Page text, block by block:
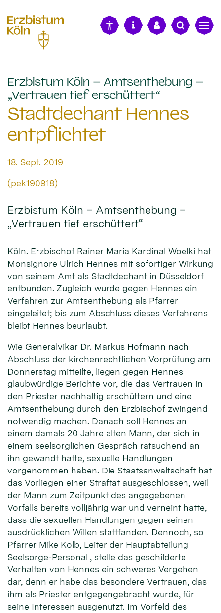
Erzbistum Köln – Amtsenthebung –
„Vertrauen tief erschüttert“
Stadtdechant Hennes
entpflichtet
Datum:
18. Sept. 2019
Von:
(pek190918)
Erzbistum Köln – Amtsenthebung –
„Vertrauen tief erschüttert“
Köln. Erzbischof Rainer Maria Kardinal Woelki hat
Monsignore Ulrich Hennes mit sofortiger Wirkung
von seinem Amt als Stadtdechant in Düsseldorf
entbunden. Zugleich wurde gegen Hennes ein
Verfahren zur Amtsenthebung als Pfarrer
eingeleitet; bis zum Abschluss dieses Verfahrens
bleibt Hennes beurlaubt.
Wie Generalvikar Dr. Markus Hofmann nach
Abschluss der kirchenrechtlichen Vorprüfung am
Donnerstag mitteilte, liegen gegen Hennes
glaubwürdige Berichte vor, die das Vertrauen in
den Priester nachhaltig erschüttern und eine
Amtsenthebung durch den Erzbischof zwingend
notwendig machen. Danach soll Hennes an
einem damals 20 Jahre alten Mann, der sich in
einem seelsorglichen Gespräch ratsuchend an
ihn gewandt hatte, sexuelle Handlungen
vorgenommen haben. Die Staatsanwaltschaft hat
das Vorliegen einer Straftat ausgeschlossen, weil
der Mann zum Zeitpunkt des angegebenen
Vorfalls bereits volljährig war und verneint hatte,
dass die sexuellen Handlungen gegen seinen
ausdrücklichen Willen stattfanden. Dennoch, so
Pfarrer Mike Kolb, Leiter der Hauptabteilung
Seelsorge-Personal , stelle das geschilderte
Verhalten von Hennes ein schweres Vergehen
dar, denn er habe das besondere Vertrauen, das
ihm als Priester entgegengebracht wurde, für
seine Interessen ausgenutzt. Im Vorfeld des